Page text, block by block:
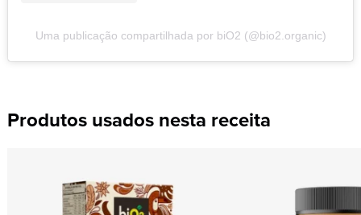
Uma publicação compartilhada por biO2 (@bio2.organic)
Produtos usados nesta receita